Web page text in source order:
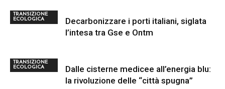
TRANSIZIONE
ECOLOGICA
TRANSIZIONE
ECOLOGICA
Decarbonizzare i porti italiani, siglata
l’intesa tra Gse e Ontm
Dalle cisterne medicee all’energia blu:
la rivoluzione delle “città spugna”